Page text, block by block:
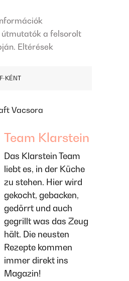
útmutatók a felsorolt
Eltérések
KÉNT
Vacsora
Team Klarstein
Das Klarstein Team
liebt es, in der Küche
zu stehen. Hier wird
gekocht, gebacken,
gedörrt und auch
gegrillt was das Zeug
hält. Die neusten
Rezepte kommen
immer direkt ins
Magazin!